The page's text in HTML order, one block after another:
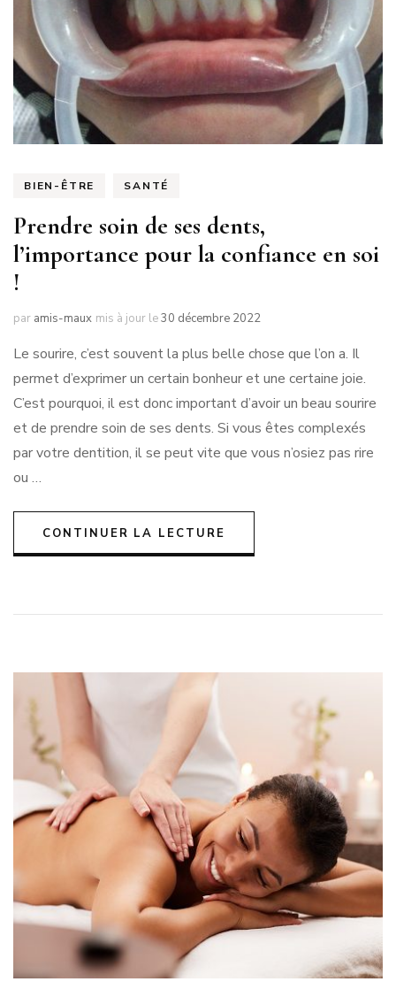
BIEN-ÊTRE SANTÉ
Prendre soin de ses dents,
l’importance pour la confiance en soi
!
par amis-maux mis à jour le30 décembre 2022
Le sourire, c’est souvent la plus belle chose que l’on a. Il
permet d’exprimer un certain bonheur et une certaine joie.
C’est pourquoi, il est donc important d’avoir un beau sourire
et de prendre soin de ses dents. Si vous êtes complexés
par votre dentition, il se peut vite que vous n’osiez pas rire
ou …
CONTINUER LA LECTURE